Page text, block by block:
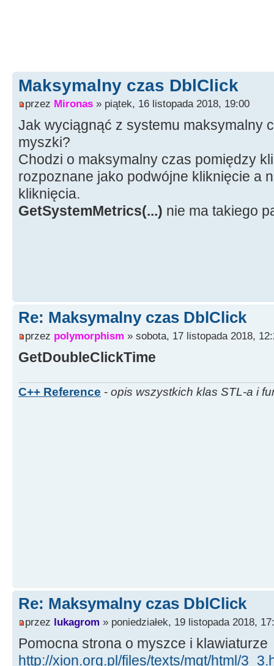
Maksymalny czas DblClick
przez Mironas » piątek, 16 listopada 2018, 19:00
Jak wyciągnąć z systemu maksymalny
myszki?
Chodzi o maksymalny czas pomiędzy
rozpoznane jako podwójne kliknięcie a
kliknięcia.
GetSystemMetrics(...) nie ma takiego
Re: Maksymalny czas DblClick
przez polymorphism » sobota, 17 listopada 2018,
GetDoubleClickTime
C++ Reference - opis wszystkich klas STL-a i
Re: Maksymalny czas DblClick
przez lukagrom » poniedziałek, 19 listopada 2018,
Pomocna strona o myszce i klawiaturze
http://xion.org.pl/files/texts/mgt/html/